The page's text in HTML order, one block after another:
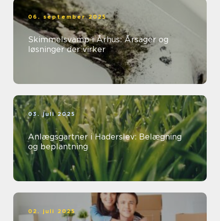
06. september 2025
Skimmelsvamp i Århus: Årsager og
løsninger der virker
03. juli 2025
Anlægsgartner i Haderslev: Belægning
og beplantning
02. juli 2025